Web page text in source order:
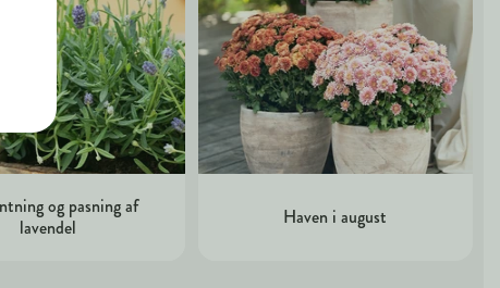
og pasning af
lavendel
Haven i august